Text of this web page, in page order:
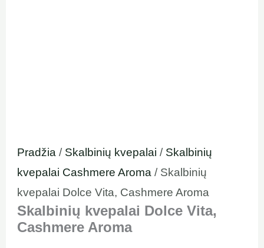
Pradžia / Skalbinių kvepalai / Skalbinių
kvepalai Cashmere Aroma / Skalbinių
kvepalai Dolce Vita, Cashmere Aroma
Skalbinių kvepalai Dolce Vita,
Cashmere Aroma